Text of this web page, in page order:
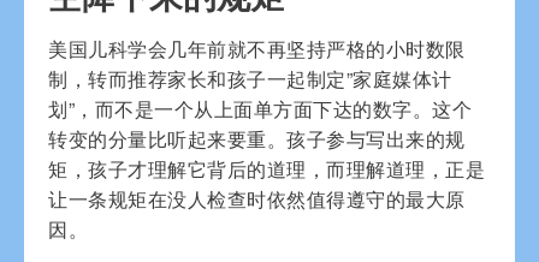
美国儿科学会几年前就不再坚持严格的小时数限
制，转而推荐家长和孩子一起制定”家庭媒体计
划”，而不是一个从上面单方面下达的数字。这个
转变的分量比听起来要重。孩子参与写出来的规
矩，孩子才理解它背后的道理，而理解道理，正是
让一条规矩在没人检查时依然值得遵守的最大原
因。